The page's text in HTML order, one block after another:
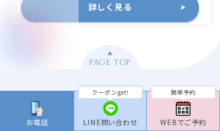
お電話
クーポンget!
LINE問い合わせ
簡単予約
WEBでご予約
詳しく見る
PAGE TOP